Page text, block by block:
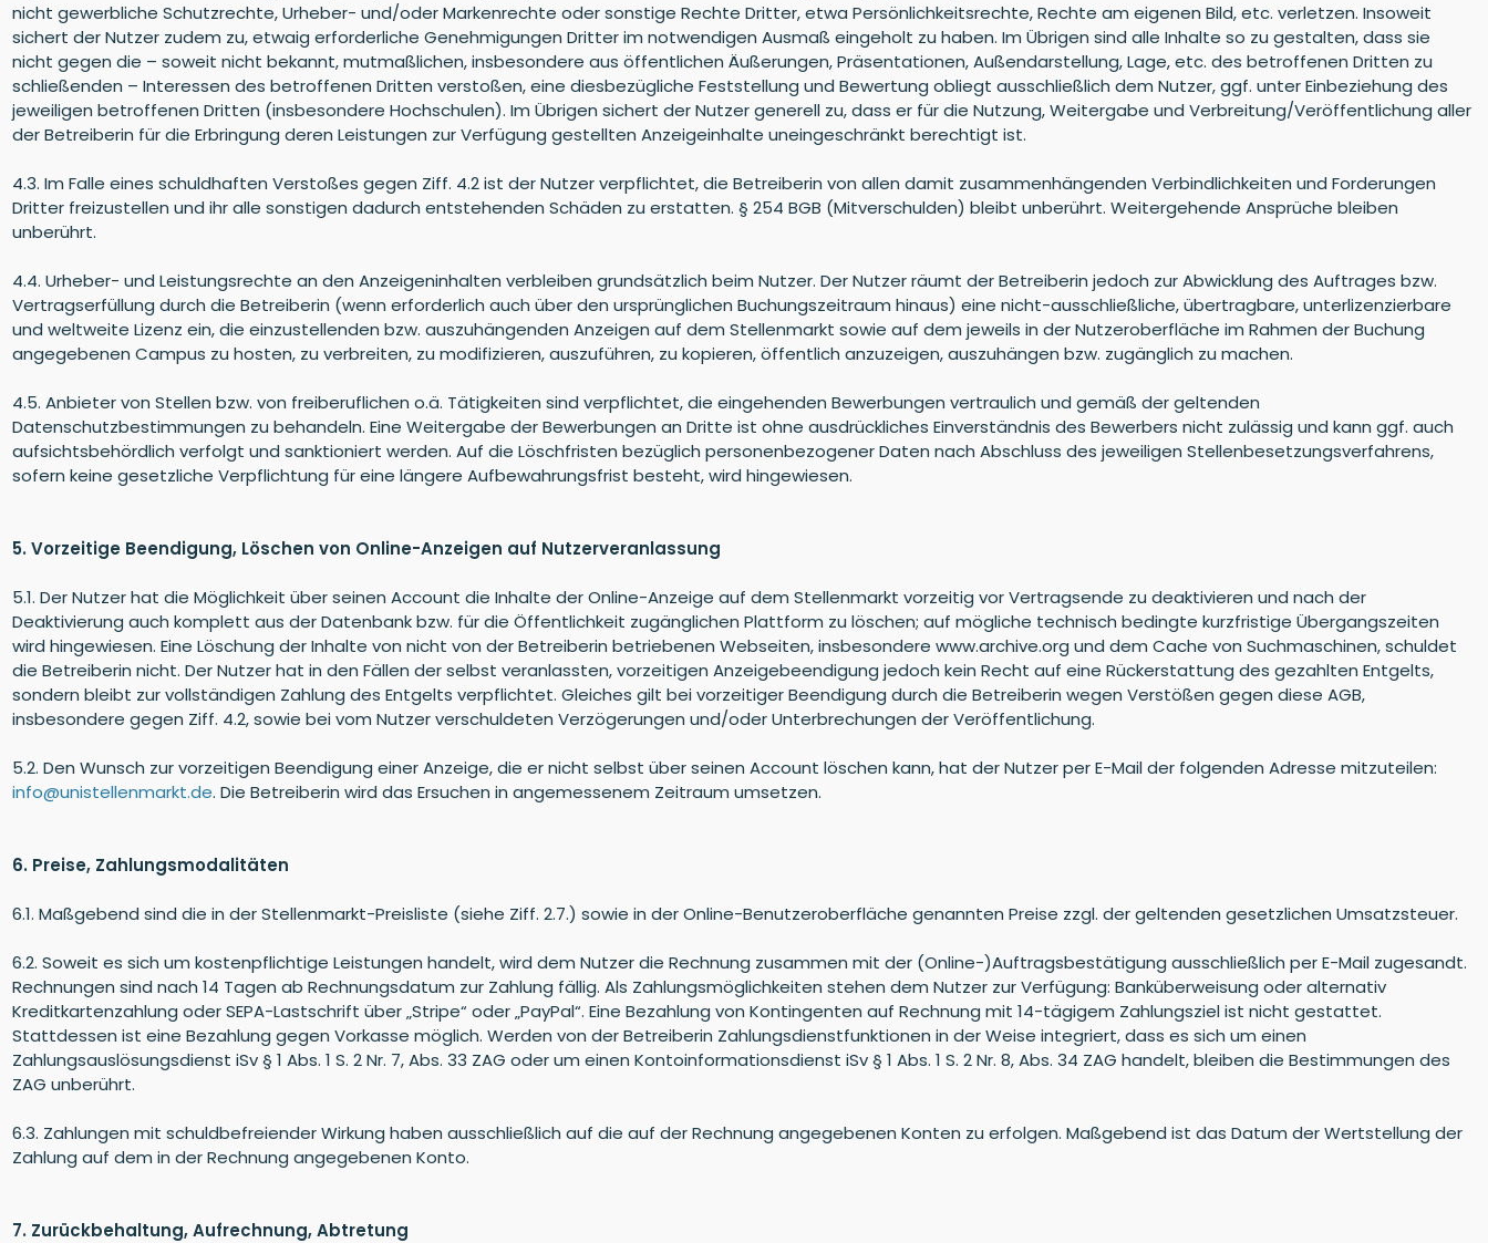
nicht gewerbliche Schutzrechte, Urheber- und/oder Markenrechte oder sonstige Rechte Dritter, etwa Persönlichkeitsrechte, Rechte am eigenen Bild, etc. verletzen. Insoweit
sichert der Nutzer zudem zu, etwaig erforderliche Genehmigungen Dritter im notwendigen Ausmaß eingeholt zu haben. Im Übrigen sind alle Inhalte so zu gestalten, dass sie
nicht gegen die – soweit nicht bekannt, mutmaßlichen, insbesondere aus öffentlichen Äußerungen, Präsentationen, Außendarstellung, Lage, etc. des betroffenen Dritten zu
schließenden – Interessen des betroffenen Dritten verstoßen, eine diesbezügliche Feststellung und Bewertung obliegt ausschließlich dem Nutzer, ggf. unter Einbeziehung des
jeweiligen betroffenen Dritten (insbesondere Hochschulen). Im Übrigen sichert der Nutzer generell zu, dass er für die Nutzung, Weitergabe und Verbreitung/Veröffentlichung aller
der Betreiberin für die Erbringung deren Leistungen zur Verfügung gestellten Anzeigeinhalte uneingeschränkt berechtigt ist.
4.3. Im Falle eines schuldhaften Verstoßes gegen Ziff. 4.2 ist der Nutzer verpflichtet, die Betreiberin von allen damit zusammenhängenden Verbindlichkeiten und Forderungen
Dritter freizustellen und ihr alle sonstigen dadurch entstehenden Schäden zu erstatten. § 254 BGB (Mitverschulden) bleibt unberührt. Weitergehende Ansprüche bleiben
unberührt.
4.4. Urheber- und Leistungsrechte an den Anzeigeninhalten verbleiben grundsätzlich beim Nutzer. Der Nutzer räumt der Betreiberin jedoch zur Abwicklung des Auftrages bzw.
Vertragserfüllung durch die Betreiberin (wenn erforderlich auch über den ursprünglichen Buchungszeitraum hinaus) eine nicht-ausschließliche, übertragbare, unterlizenzierbare
und weltweite Lizenz ein, die einzustellenden bzw. auszuhängenden Anzeigen auf dem Stellenmarkt sowie auf dem jeweils in der Nutzeroberfläche im Rahmen der Buchung
angegebenen Campus zu hosten, zu verbreiten, zu modifizieren, auszuführen, zu kopieren, öffentlich anzuzeigen, auszuhängen bzw. zugänglich zu machen.
4.5. Anbieter von Stellen bzw. von freiberuflichen o.ä. Tätigkeiten sind verpflichtet, die eingehenden Bewerbungen vertraulich und gemäß der geltenden
Datenschutzbestimmungen zu behandeln. Eine Weitergabe der Bewerbungen an Dritte ist ohne ausdrückliches Einverständnis des Bewerbers nicht zulässig und kann ggf. auch
aufsichtsbehördlich verfolgt und sanktioniert werden. Auf die Löschfristen bezüglich personenbezogener Daten nach Abschluss des jeweiligen Stellenbesetzungsverfahrens,
sofern keine gesetzliche Verpflichtung für eine längere Aufbewahrungsfrist besteht, wird hingewiesen.
5. Vorzeitige Beendigung, Löschen von Online-Anzeigen auf Nutzerveranlassung
5.1. Der Nutzer hat die Möglichkeit über seinen Account die Inhalte der Online-Anzeige auf dem Stellenmarkt vorzeitig vor Vertragsende zu deaktivieren und nach der
Deaktivierung auch komplett aus der Datenbank bzw. für die Öffentlichkeit zugänglichen Plattform zu löschen; auf mögliche technisch bedingte kurzfristige Übergangszeiten
wird hingewiesen. Eine Löschung der Inhalte von nicht von der Betreiberin betriebenen Webseiten, insbesondere www.archive.org und dem Cache von Suchmaschinen, schuldet
die Betreiberin nicht. Der Nutzer hat in den Fällen der selbst veranlassten, vorzeitigen Anzeigebeendigung jedoch kein Recht auf eine Rückerstattung des gezahlten Entgelts,
sondern bleibt zur vollständigen Zahlung des Entgelts verpflichtet. Gleiches gilt bei vorzeitiger Beendigung durch die Betreiberin wegen Verstößen gegen diese AGB,
insbesondere gegen Ziff. 4.2, sowie bei vom Nutzer verschuldeten Verzögerungen und/oder Unterbrechungen der Veröffentlichung.
5.2. Den Wunsch zur vorzeitigen Beendigung einer Anzeige, die er nicht selbst über seinen Account löschen kann, hat der Nutzer per E-Mail der folgenden Adresse mitzuteilen:
info@unistellenmarkt.de. Die Betreiberin wird das Ersuchen in angemessenem Zeitraum umsetzen.
6. Preise, Zahlungsmodalitäten
6.1. Maßgebend sind die in der Stellenmarkt-Preisliste (siehe Ziff. 2.7.) sowie in der Online-Benutzeroberfläche genannten Preise zzgl. der geltenden gesetzlichen Umsatzsteuer.
6.2. Soweit es sich um kostenpflichtige Leistungen handelt, wird dem Nutzer die Rechnung zusammen mit der (Online-)Auftragsbestätigung ausschließlich per E-Mail zugesandt.
Rechnungen sind nach 14 Tagen ab Rechnungsdatum zur Zahlung fällig. Als Zahlungsmöglichkeiten stehen dem Nutzer zur Verfügung: Banküberweisung oder alternativ
Kreditkartenzahlung oder SEPA-Lastschrift über „Stripe“ oder „PayPal“. Eine Bezahlung von Kontingenten auf Rechnung mit 14-tägigem Zahlungsziel ist nicht gestattet.
Stattdessen ist eine Bezahlung gegen Vorkasse möglich. Werden von der Betreiberin Zahlungsdienstfunktionen in der Weise integriert, dass es sich um einen
Zahlungsauslösungsdienst iSv § 1 Abs. 1 S. 2 Nr. 7, Abs. 33 ZAG oder um einen Kontoinformationsdienst iSv § 1 Abs. 1 S. 2 Nr. 8, Abs. 34 ZAG handelt, bleiben die Bestimmungen des
ZAG unberührt.
6.3. Zahlungen mit schuldbefreiender Wirkung haben ausschließlich auf die auf der Rechnung angegebenen Konten zu erfolgen. Maßgebend ist das Datum der Wertstellung der
Zahlung auf dem in der Rechnung angegebenen Konto.
7. Zurückbehaltung, Aufrechnung, Abtretung